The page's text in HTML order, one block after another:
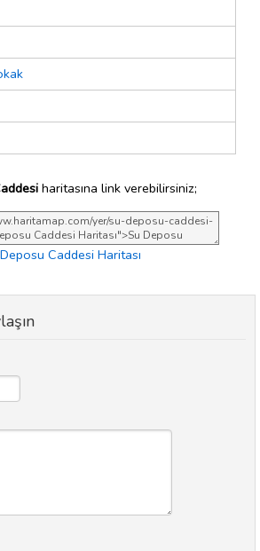
haritasına link verebilirsiniz;
Caddesi Haritası